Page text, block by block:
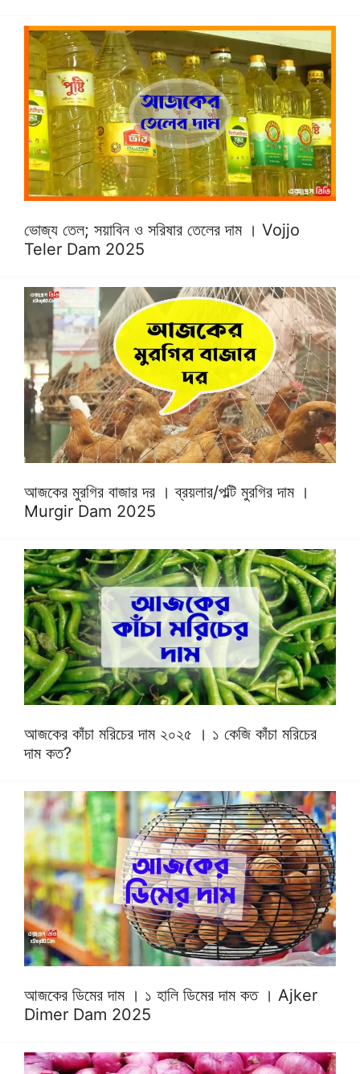
ভোজ্য তেল; সয়াবিন ও সরিষার তেলের দাম । Vojjo
Teler Dam 2025
আজকের মুরগির বাজার দর । ব্রয়লার/পল্টি মুরগির দাম ।
Murgir Dam 2025
আজকের কাঁচা মরিচের দাম ২০২৫ । ১ কেজি কাঁচা মরিচের
দাম কত?
আজকের ডিমের দাম । ১ হালি ডিমের দাম কত । Ajker
Dimer Dam 2025